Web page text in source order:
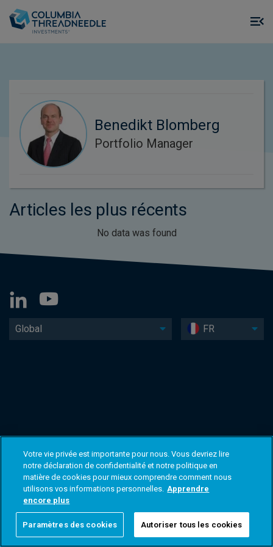
Benedikt Blomberg
Portfolio Manager
Articles les plus récents
No data was found
Global FR
Votre vie privée est importante pour nous. Vous devriez lire
notre déclaration de confidentialité et notre politique en
matière de cookies pour mieux comprendre comment nous
utilisons vos informations personnelles. Apprendre
encore plus
Paramètres des cookies Autoriser tous les cookies